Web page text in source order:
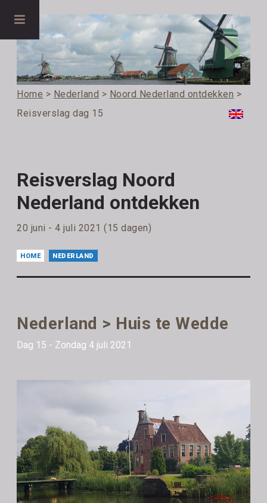
Home > Nederland > Noord Nederland ontdekken >
Reisverslag dag 15
Reisverslag Noord
Nederland ontdekken
20 juni - 4 juli 2021 (15 dagen)
HOME NEDERLAND
Nederland > Huis te Wedde
Dag 15 - Zondag 4 juli 2021